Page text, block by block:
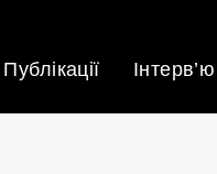
Публікації Інтерв’ю